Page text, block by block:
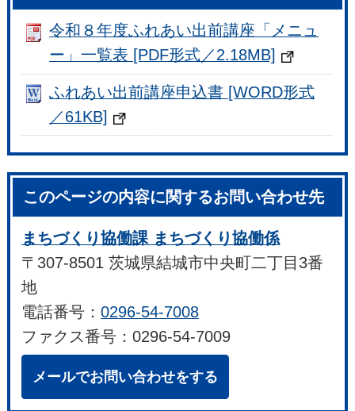
令和８年度ふれあい出前講座「メニュ
ー」一覧表 [PDF形式／2.18MB]
ふれあい出前講座申込書 [WORD形式
／61KB]
このページの内容に関するお問い合わせ先
まちづくり協働課 まちづくり協働係
〒307-8501 茨城県結城市中央町二丁目3番
地
電話番号：0296-54-7008
ファクス番号：0296-54-7009
メールでお問い合わせをする